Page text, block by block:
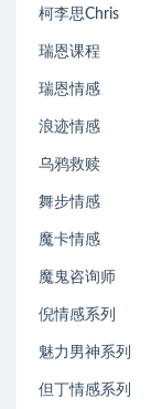
柯李思Chris
瑞恩课程
瑞恩情感
浪迹情感
乌鸦救赎
舞步情感
魔卡情感
魔鬼咨询师
倪情感系列
魅力男神系列
但丁情感系列